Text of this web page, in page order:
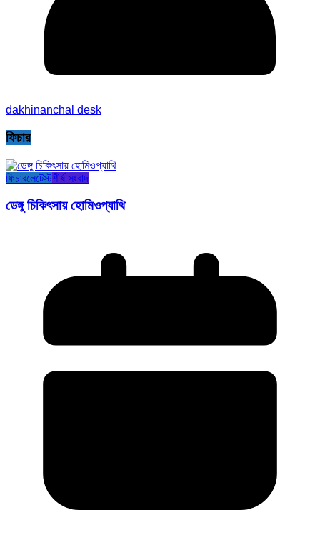
dakhinanchal desk
ফিচার
ফিচারলেটেস্টশীর্ষ সংবাদ
ডেঙ্গু চিকিৎসায় হোমিওপ্যাথি